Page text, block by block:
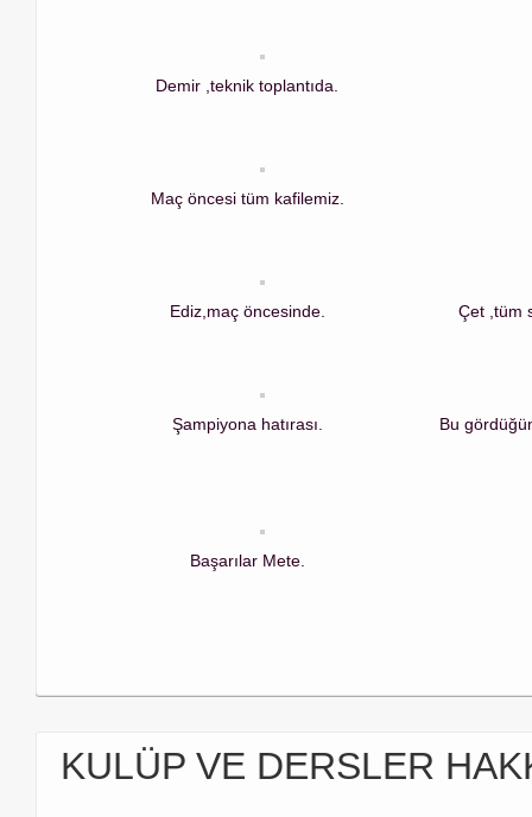
Demir ,teknik toplantıda.
Maç öncesi tüm kafilemiz.
Ediz,maç öncesinde. Çet ,tüm
Şampiyona hatırası. Bu
Başarılar Mete.
KULÜP VE DERSLER